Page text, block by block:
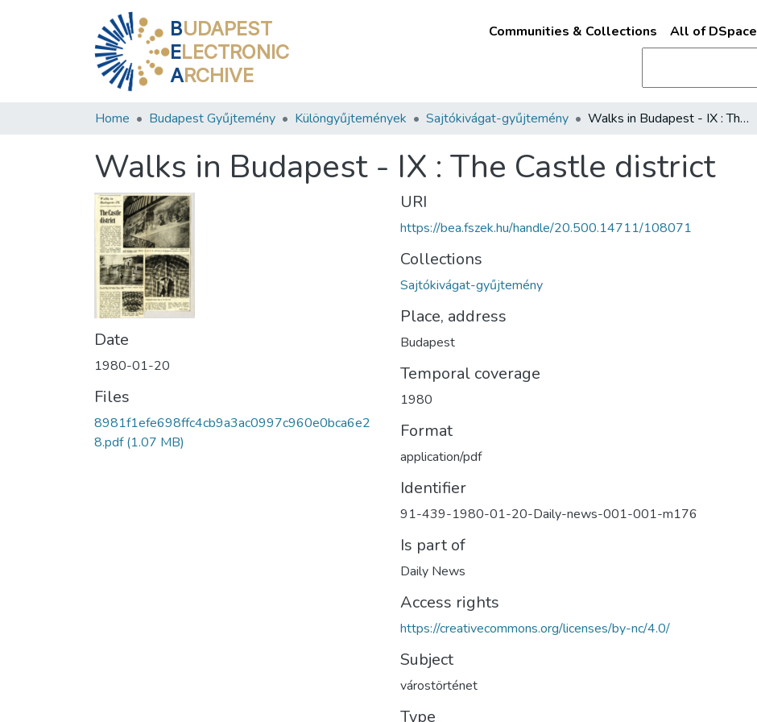
BUDAPEST
ELECTRONIC
ARCHIVE
Communities & Collections All of DSpace
Home Budapest Gyűjtemény Különgyűjtemények Sajtókivágat-gyűjtemény Walks in Budapest - IX : The Castle district
Walks in Budapest - IX : The Castle district
Date
1980-01-20
Files
8981f1efe698ffc4cb9a3ac0997c960e0bca6e2
8.pdf(1.07 MB)
URI
https://bea.fszek.hu/handle/20.500.14711/108071
Collections
Sajtókivágat-gyűjtemény
Place, address
Budapest
Temporal coverage
1980
Format
application/pdf
Identifier
91-439-1980-01-20-Daily-news-001-001-m176
Is part of
Daily News
Access rights
https://creativecommons.org/licenses/by-nc/4.0/
Subject
várostörténet
Type